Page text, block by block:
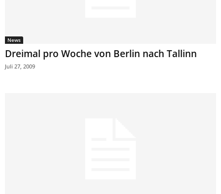
News
Dreimal pro Woche von Berlin nach Tallinn
Juli 27, 2009